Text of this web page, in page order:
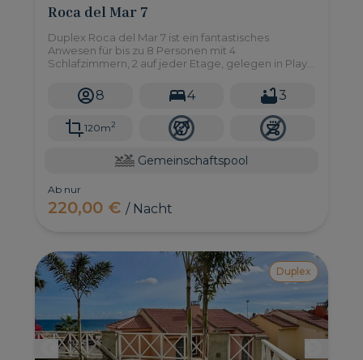
Roca del Mar 7
Duplex Roca del Mar 7 ist ein fantastisches
Anwesen für bis zu 8 Personen mit 4
Schlafzimmern, 2 auf jeder Etage, gelegen in Playa
einen Gemeinschaftspool in einer Anlage mit viel
Sonne und sehr ruhiger Lage.
8 4 3
120m2
Gemeinschaftspool
Ab nur
220,00 €/ Nacht
Duplex